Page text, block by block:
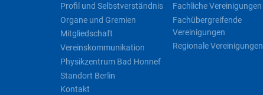
Profil und Selbstverständnis
Organe und Gremien
Mitgliedschaft
Vereinskommunikation
Physikzentrum Bad Honnef
Standort Berlin
Kontakt
Fachliche Vereinigungen
Fachübergreifende
Vereinigungen
Regionale Vereinigungen